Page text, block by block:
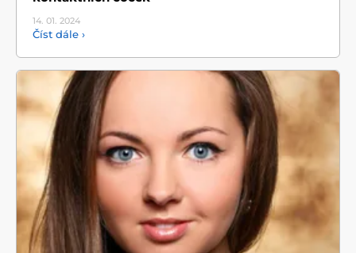
14. 01. 2024
Číst dále ›